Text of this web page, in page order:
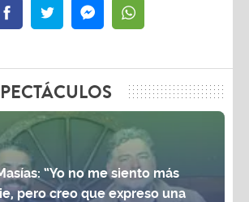
“Yo no me siento más
pero creo que expreso una